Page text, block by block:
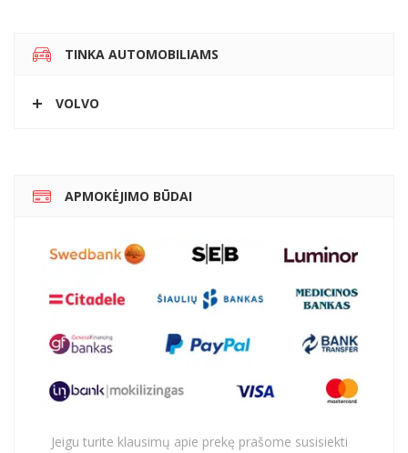
TINKA AUTOMOBILIAMS
VOLVO
APMOKĖJIMO BŪDAI
Jeigu turite klausimų apie prekę prašome susisiekti